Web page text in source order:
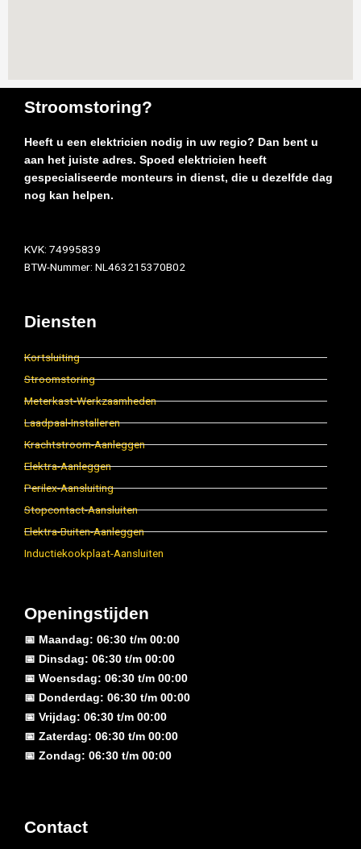
Stroomstoring?
Heeft u een elektricien nodig in uw regio? Dan bent u
aan het juiste adres. Spoed elektricien heeft
gespecialiseerde monteurs in dienst, die u dezelfde dag
nog kan helpen.
KVK: 74995839
BTW-Nummer: NL463215370B02
Diensten
Kortsluiting
Stroomstoring
Meterkast-Werkzaamheden
Laadpaal-Installeren
Krachtstroom-Aanleggen
Elektra-Aanleggen
Perilex-Aansluiting
Stopcontact-Aansluiten
Elektra-Buiten-Aanleggen
Inductiekookplaat-Aansluiten
Openingstijden
📅 Maandag: 06:30 t/m 00:00
📅 Dinsdag: 06:30 t/m 00:00
📅 Woensdag: 06:30 t/m 00:00
📅 Donderdag: 06:30 t/m 00:00
📅 Vrijdag: 06:30 t/m 00:00
📅 Zaterdag: 06:30 t/m 00:00
📅 Zondag: 06:30 t/m 00:00
Contact